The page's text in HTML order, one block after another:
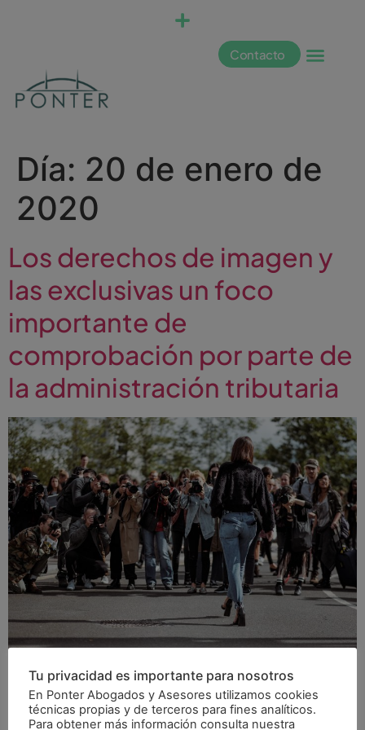
Contacto
Día: 20 de enero de
2020
Los derechos de imagen y
las exclusivas un foco
importante de
comprobación por parte de
la administración tributaria
famosos del corazón, deportistas, políticos., esta
valorada en el mercado y son iconos de nuestra
sociedad. El derecho a la propia imagen viene regulado
Tu privacidad es importante para nosotros
En Ponter Abogados y Asesores utilizamos cookies
técnicas propias y de terceros para fines analíticos.
Para obtener más información consulta nuestra